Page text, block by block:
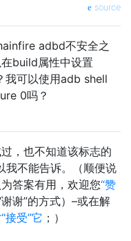
source
adbd不安全之
build属性中设置
我可以使用adb shell
0吗？
，也不知道该标志的
我不能告诉。（顺便说
答案有用，欢迎您“赞
谢谢”的方式）–或在解
“接受”它 ；）